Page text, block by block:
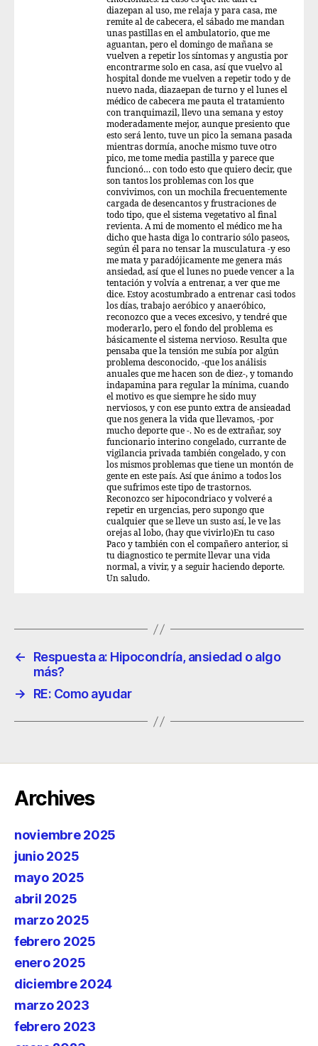
diazepan al uso, me relaja y para casa, me
remite al de cabecera, el sábado me mandan
unas pastillas en el ambulatorio, que me
aguantan, pero el domingo de mañana se
vuelven a repetir los síntomas y angustia por
encontrarme solo en casa, así que vuelvo al
hospital donde me vuelven a repetir todo y de
nuevo nada, diazaepan de turno y el lunes el
médico de cabecera me pauta el tratamiento
con tranquimazil, llevo una semana y estoy
moderadamente mejor, aunque presiento que
esto será lento, tuve un pico la semana pasada
mientras dormía, anoche mismo tuve otro
pico, me tome media pastilla y parece que
funcionó… con todo esto que quiero decir, que
son tantos los problemas con los que
convivimos, con un mochila frecuentemente
cargada de desencantos y frustraciones de
todo tipo, que el sistema vegetativo al final
revienta. A mi de momento el médico me ha
dicho que hasta diga lo contrario sólo paseos,
según él para no tensar la musculatura -y eso
me mata y paradójicamente me genera más
ansiedad, así que el lunes no puede vencer a la
tentación y volvía a entrenar, a ver que me
dice. Estoy acostumbrado a entrenar casi todos
los días, trabajo aeróbico y anaeróbico,
reconozco que a veces excesivo, y tendré que
moderarlo, pero el fondo del problema es
básicamente el sistema nervioso. Resulta que
pensaba que la tensión me subía por algún
problema desconocido, -que los análisis
anuales que me hacen son de diez-, y tomando
indapamina para regular la mínima, cuando
el motivo es que siempre he sido muy
nerviosos, y con ese punto extra de ansieadad
que nos genera la vida que llevamos, -por
mucho deporte que -. No es de extrañar, soy
funcionario interino congelado, currante de
vigilancia privada también congelado, y con
los mismos problemas que tiene un montón de
gente en este país. Así que ánimo a todos los
que sufrimos este tipo de trastornos.
Reconozco ser hipocondriaco y volveré a
repetir en urgencias, pero supongo que
cualquier que se lleve un susto así, le ve las
orejas al lobo, (hay que vivirlo)En tu caso
Paco y también con el compañero anterior, si
tu diagnostico te permite llevar una vida
normal, a vivir, y a seguir haciendo deporte.
Un saludo.
←
Respuesta a: Hipocondría, ansiedad o algo
más?
→
RE: Como ayudar
Archives
noviembre 2025
junio 2025
mayo 2025
abril 2025
marzo 2025
febrero 2025
enero 2025
diciembre 2024
marzo 2023
febrero 2023